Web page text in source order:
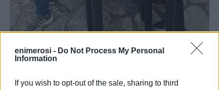
enimerosi - Do Not Process My Personal
Information
If you wish to opt-out of the sale, sharing to third